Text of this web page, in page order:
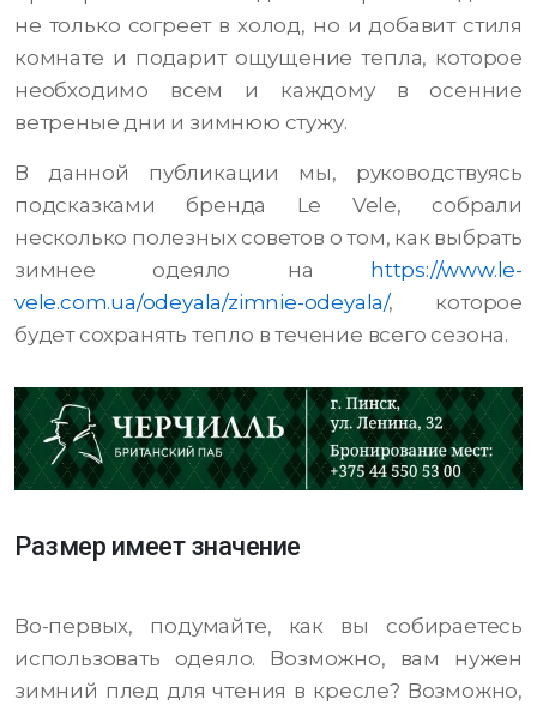
не только согреет в холод, но и добавит стиля
комнате и подарит ощущение тепла, которое
необходимо всем и каждому в осенние
ветреные дни и зимнюю стужу.
В данной публикации мы, руководствуясь
подсказками бренда Le Vele, собрали
несколько полезных советов о том, как выбрать
зимнее одеяло на
https://www.le-
vele.com.ua/odeyala/zimnie-odeyala/, которое
будет сохранять тепло в течение всего сезона.
Размер имеет значение
Во-первых, подумайте, как вы собираетесь
использовать одеяло. Возможно, вам нужен
зимний плед для чтения в кресле? Возможно,